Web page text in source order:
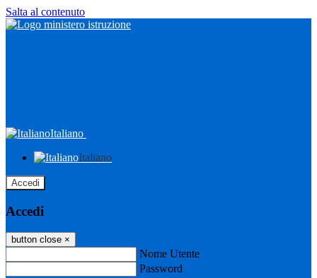
Salta al contenuto
Italiano
Italiano
Accedi
Accedi
button close ×
Nome Utente
Password